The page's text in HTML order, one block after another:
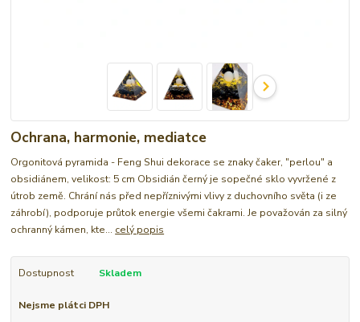
Ochrana, harmonie, mediatce
Orgonitová pyramida - Feng Shui dekorace se znaky čaker, "perlou" a
obsidiánem, velikost: 5 cm Obsidián černý je sopečné sklo vyvržené z
útrob země. Chrání nás před nepříznivými vlivy z duchovního světa (i ze
záhrobí), podporuje průtok energie všemi čakrami. Je považován za silný
ochranný kámen, kte... celý popis
Dostupnost Skladem
Nejsme plátci DPH